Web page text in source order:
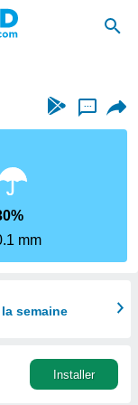
...
mm
semaine
Installer